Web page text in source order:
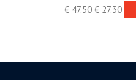
€47.50 € 27.30